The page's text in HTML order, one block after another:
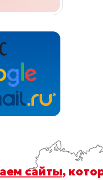
сайты,